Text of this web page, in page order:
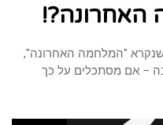
האחרונה?!
שנקרא "המלחמה האחרונה",
– אם מסתכלים על כך